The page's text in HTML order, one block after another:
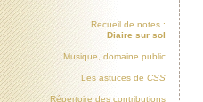
Recueil de notes :
Diaire sur sol
Musique, domaine public
Les astuces de CSS
Répertoire des contributions